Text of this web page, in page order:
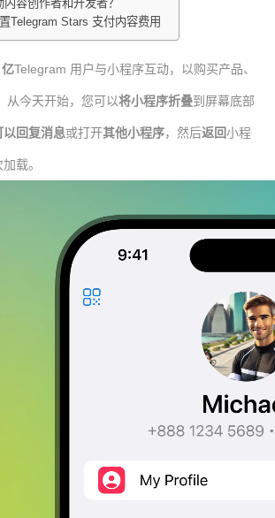
容创作者和开发者？
Telegram Stars 支付内容费用
Telegram 用户与小程序互动，以购买产品、
从今天开始，您可以将小程序折叠到屏幕底部
以回复消息或打开其他小程序，然后返回小程
载。